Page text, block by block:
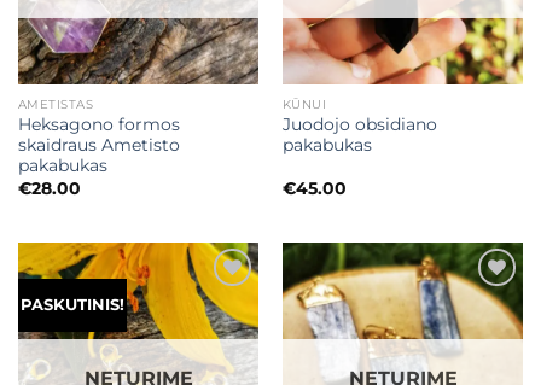
AMETISTAS
Heksagono formos
skaidraus Ametisto
pakabukas
€28.00
KŪNUI
Juodojo obsidiano
pakabukas
€45.00
PASKUTINIS! Mėgstamiausias
NETURIME
Mėgstamiausias
NETURIME